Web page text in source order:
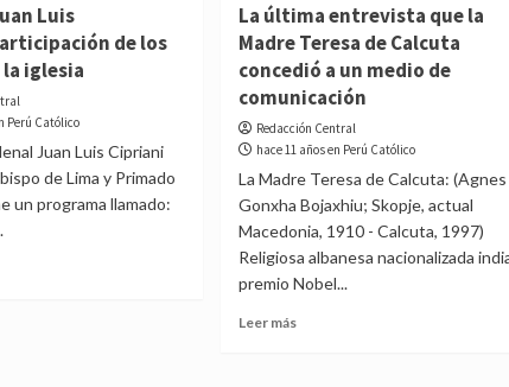
Luis
de los
iglesia
Perú Católico
Juan Luis Cipriani
de Lima y Primado
un programa llamado:
La última entrevista que la
Madre Teresa de Calcuta
concedió a un medio de
comunicación
Redacción Central
hace 11 años en Perú Católico
La Madre Teresa de Calcuta: (Agnes
Gonxha Bojaxhiu; Skopje, actual
Macedonia, 1910 - Calcuta, 1997)
Religiosa albanesa nacionalizada
premio Nobel...
Leer másRead